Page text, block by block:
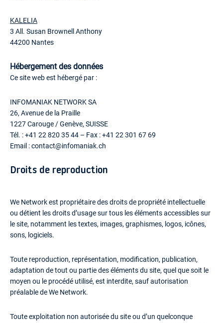
KALELIA
3 All. Susan Brownell Anthony
44200 Nantes
Hébergement des données
Ce site web est hébergé par :
INFOMANIAK NETWORK SA
26, Avenue de la Praille
1227 Carouge / Genève, SUISSE
Tél. : +41 22 820 35 44 – Fax : +41 22 301 67 69
Email : contact@infomaniak.ch
Droits de reproduction
We Network est propriétaire des droits de propriété intellectuelle
ou détient les droits d’usage sur tous les éléments accessibles sur
le site, notamment les textes, images, graphismes, logos, icônes,
sons, logiciels.
Toute reproduction, représentation, modification, publication,
adaptation de tout ou partie des éléments du site, quel que soit le
moyen ou le procédé utilisé, est interdite, sauf autorisation
préalable de We Network.
Toute exploitation non autorisée du site ou d’un quelconque